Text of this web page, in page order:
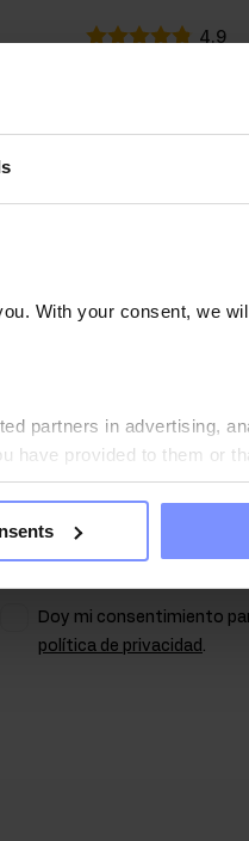
With your consent, we
partners in advertising,
have provided to them or
4.9
EUR
Añadir a la cesta
Doy mi consentimiento
política de privacidad .